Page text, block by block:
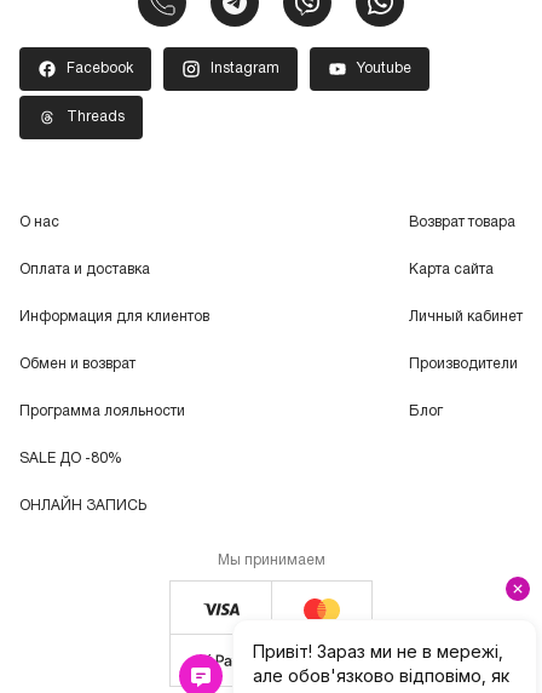
Facebook Instagram Youtube
Threads
О нас
Оплата и доставка
Информация для клиентов
Обмен и возврат
Программа лояльности
SALE ДО -80%
ОНЛАЙН ЗАПИСЬ
Возврат товара
Карта сайта
Личный кабинет
Производители
Блог
Мы принимаем